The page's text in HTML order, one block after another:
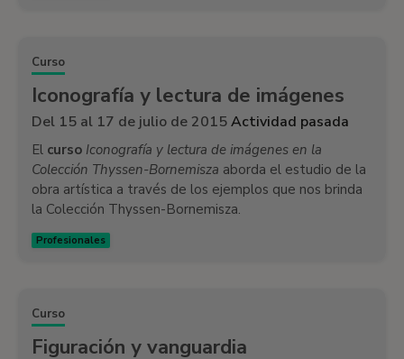
Curso
Iconografía y lectura de imágenes
Del 15 al 17 de julio de 2015Actividad pasada
El curso Iconografía y lectura de imágenes en la
Colección Thyssen-Bornemisza aborda el estudio de la
obra artística a través de los ejemplos que nos brinda
la Colección Thyssen-Bornemisza.
Profesionales
Curso
Figuración y vanguardia